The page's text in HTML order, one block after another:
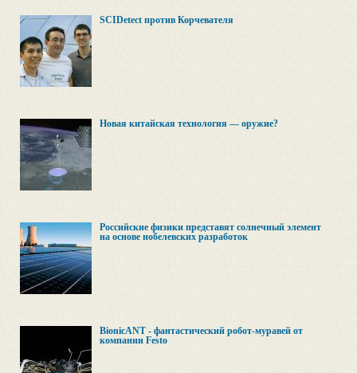
SCIDetect против Корчевателя
Новая китайская технология — оружие?
Российские физики представят солнечный элемент
на основе нобелевских разработок
BionicANT - фантастический робот-муравей от
компании Festo